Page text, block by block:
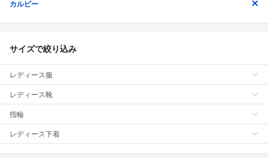
カルビー
サイズで絞り込み
レディース服
レディース靴
指輪
レディース下着